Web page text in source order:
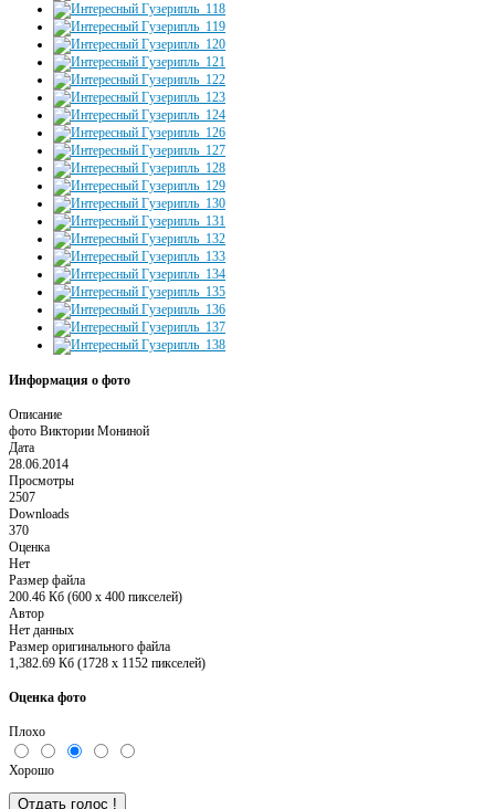
Информация о фото
Описание
фото Виктории Мониной
Дата
28.06.2014
Просмотры
2507
Downloads
370
Оценка
Нет
Размер файла
200.46 Кб (600 x 400 пикселей)
Автор
Нет данных
Размер оригинального файла
1,382.69 Кб (1728 x 1152 пикселей)
Оценка фото
Плохо
Хорошо